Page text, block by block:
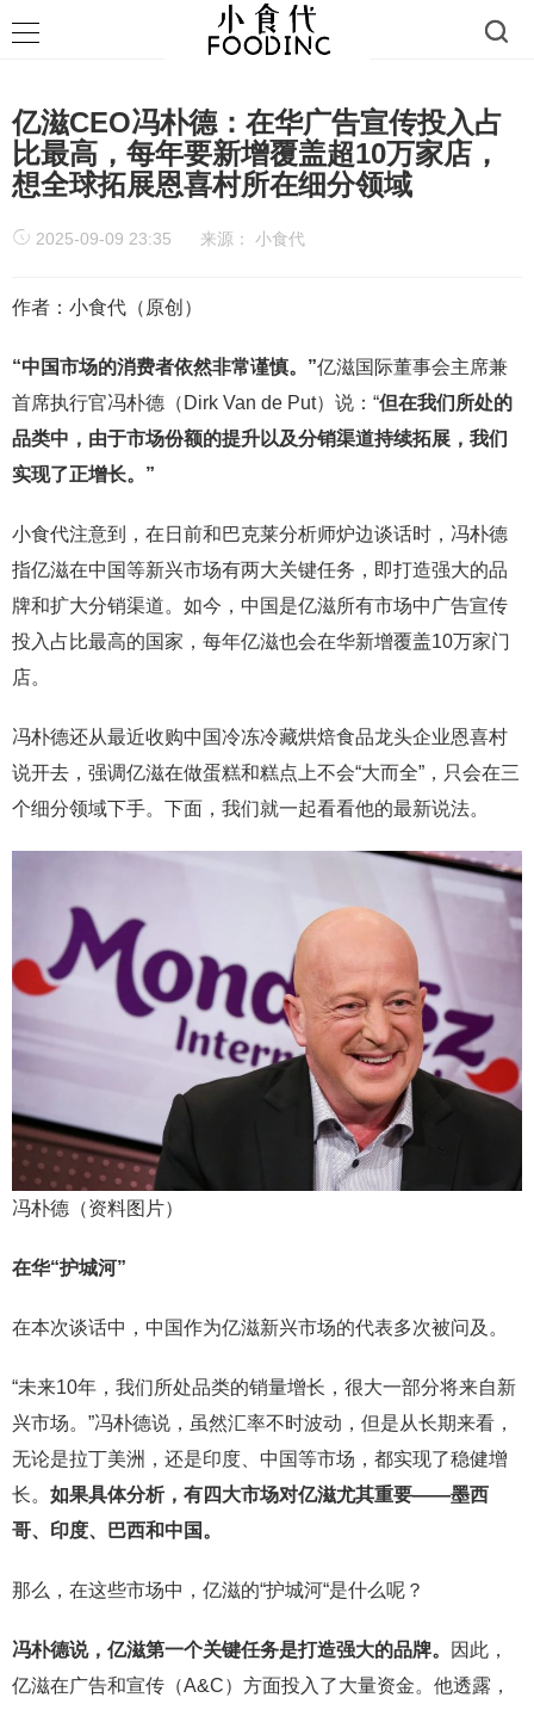
亿滋CEO冯朴德：在华广告宣传投入占
比最高，每年要新增覆盖超10万家店，
想全球拓展恩喜村所在细分领域
2025-09-09 23:35 来源： 小食代
作者：小食代（原创）
“中国市场的消费者依然非常谨慎。”亿滋国际董事会主席兼
首席执行官冯朴德（Dirk Van de Put）说：“但在我们所处的
品类中，由于市场份额的提升以及分销渠道持续拓展，我们
实现了正增长。”
小食代注意到，在日前和巴克莱分析师炉边谈话时，冯朴德
指亿滋在中国等新兴市场有两大关键任务，即打造强大的品
牌和扩大分销渠道。如今，中国是亿滋所有市场中广告宣传
投入占比最高的国家，每年亿滋也会在华新增覆盖10万家门
店。
冯朴德还从最近收购中国冷冻冷藏烘焙食品龙头企业恩喜村
说开去，强调亿滋在做蛋糕和糕点上不会“大而全”，只会在三
个细分领域下手。下面，我们就一起看看他的最新说法。
冯朴德（资料图片）
在华“护城河”
在本次谈话中，中国作为亿滋新兴市场的代表多次被问及。
“未来10年，我们所处品类的销量增长，很大一部分将来自新
兴市场。”冯朴德说，虽然汇率不时波动，但是从长期来看，
无论是拉丁美洲，还是印度、中国等市场，都实现了稳健增
长。 如果具体分析，有四大市场对亿滋尤其重要——墨西
哥、印度、巴西和中国。
那么，在这些市场中，亿滋的“护城河“是什么呢？
冯朴德说，亿滋第一个关键任务是打造强大的品牌。
因此，
亿滋在广告和宣传（A&C）方面投入了大量资金。他透露，